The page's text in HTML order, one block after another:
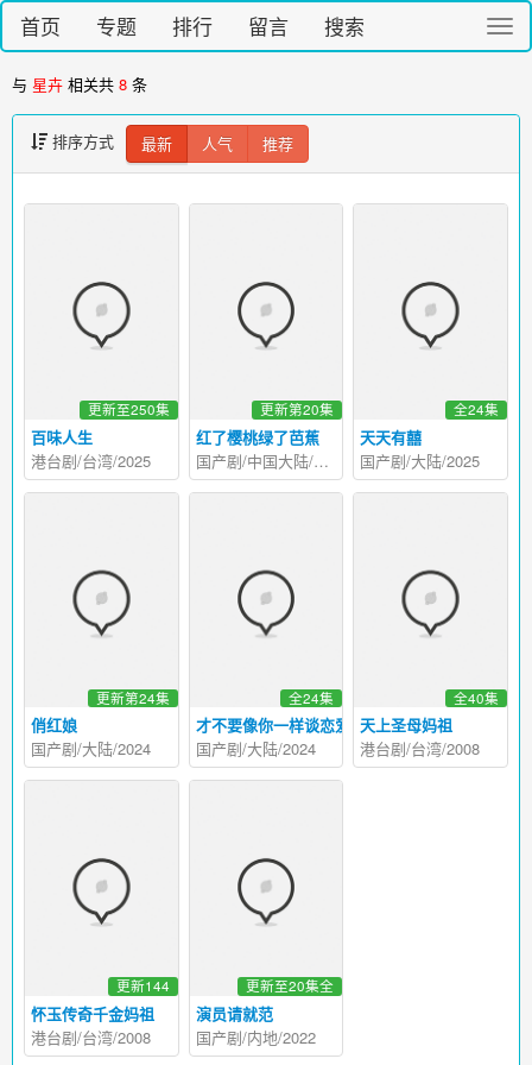
切
换
首页 专题 排行 留言 搜索
与 星卉 相关共 8 条
排序方式 最新 人气 推荐
百味人生
更新至250集
港台剧/台湾/2025
红了樱桃绿了芭蕉
更新第20集
国产剧/中国大陆/2026
天天有囍
全24集
国产剧/大陆/2025
俏红娘
更新第24集
国产剧/大陆/2024
才不要像你一样谈恋爱
全24集
国产剧/大陆/2024
天上圣母妈祖
全40集
港台剧/台湾/2008
怀玉传奇千金妈祖
更新144
港台剧/台湾/2008
演员请就范
更新至20集全
国产剧/内地/2022